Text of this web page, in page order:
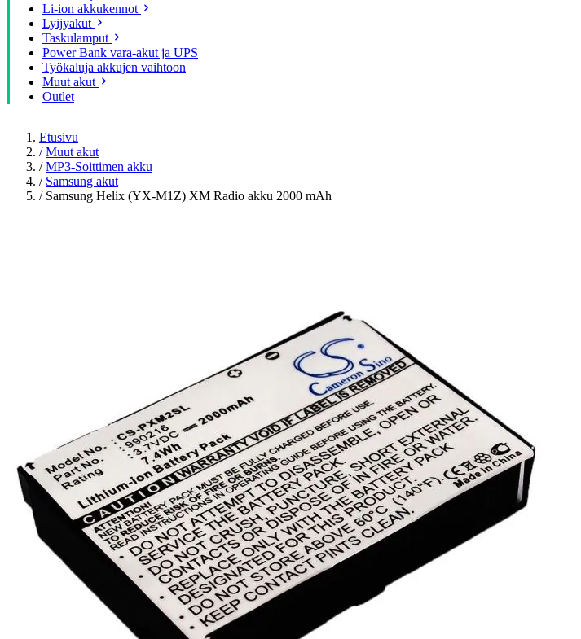
Li-ion akkukennot
Lyijyakut
Taskulamput
Power Bank vara-akut ja UPS
Työkaluja akkujen vaihtoon
Muut akut
Outlet
Etusivu
/ Muut akut
/ MP3-Soittimen akku
/ Samsung akut
/ Samsung Helix (YX-M1Z) XM Radio akku 2000 mAh